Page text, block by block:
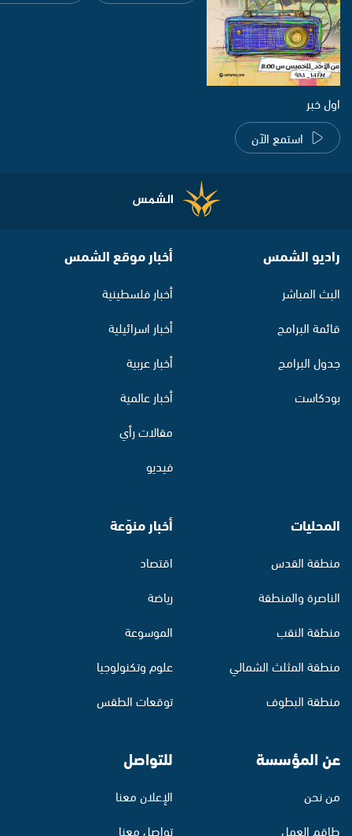
اول خبر
استمع الآن
راديو الشمس
البث المباشر
قائمة البرامج
جدول البرامج
بودكاست
أخبار موقع الشمس
أخبار فلسطينية
أخبار اسرائيلية
أخبار عربية
أخبار عالمية
مقالات رأي
فيديو
المحليات
منطقة القدس
الناصرة والمنطقة
منطقة النقب
منطقة المثلث الشمالي
منطقة البطوف
أخبار منوّعة
اقتصاد
رياضة
الموسوعة
علوم وتكنولوجيا
توقعات الطقس
عن المؤسسة
من نحن
طاقم العمل
للتواصل
الإعلان معنا
تواصل معنا